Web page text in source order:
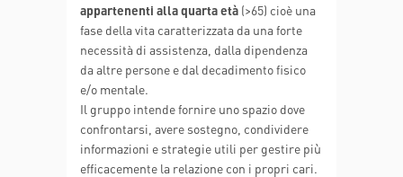
appartenenti alla quarta età (>65) cioè una
fase della vita caratterizzata da una forte
necessità di assistenza, dalla dipendenza
da altre persone e dal decadimento fisico
e/o mentale.
Il gruppo intende fornire uno spazio dove
confrontarsi, avere sostegno, condividere
informazioni e strategie utili per gestire più
efficacemente la relazione con i propri cari.